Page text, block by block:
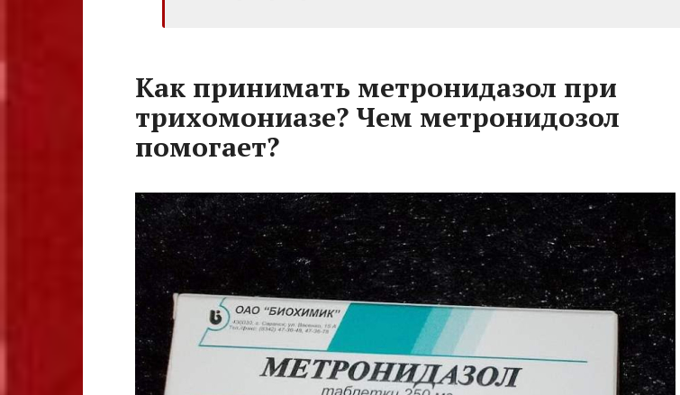
Как принимать метронидазол при
трихомониазе? Чем метронидозол
помогает?